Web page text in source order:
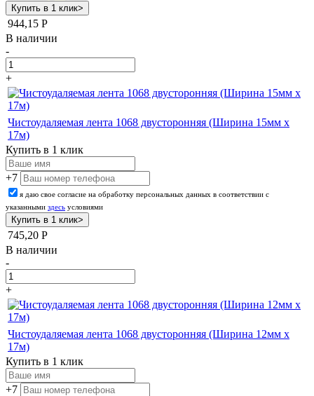
944,15 Р
В наличии
-
+
Чистоудаляемая лента 1068 двусторонняя (Ширина 15мм х
17м)
Купить в 1 клик
+7
я даю свое согласие на обработку персональных данных в соответствии с
указанными здесь условиями
745,20 Р
В наличии
-
+
Чистоудаляемая лента 1068 двусторонняя (Ширина 12мм х
17м)
Купить в 1 клик
+7